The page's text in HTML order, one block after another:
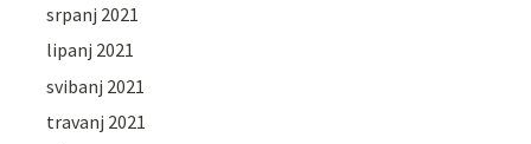
srpanj 2021
lipanj 2021
svibanj 2021
travanj 2021